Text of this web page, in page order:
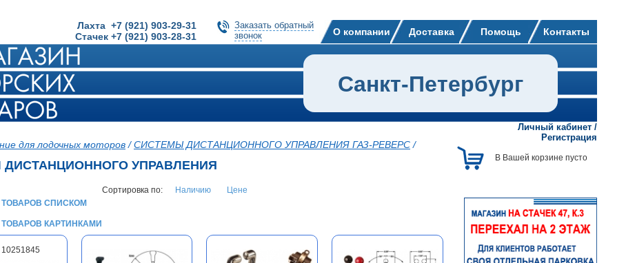
Лахта +7 (921) 903-29-31
Стачек +7 (921) 903-28-31
Заказать обратный
звонок
О компании Доставка Помощь Контакты
Санкт-Петербург
для лодочных моторов/СИСТЕМЫ ДИСТАНЦИОННОГО УПРАВЛЕНИЯ ГАЗ-РЕВЕРС/
ДИСТАНЦИОННОГО УПРАВЛЕНИЯ
ТОВАРОВ СПИСКОМ
КАРТИНКАМИ
Сортировка по: Наличию Цене
10251845
Личный кабинет/
Регистрация
В Вашей корзине пусто